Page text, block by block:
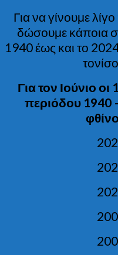
Για να γίνουμε
δώσουμε κάποια
1940 έως και το
Για τον Ιούνιο
περιόδου 1940